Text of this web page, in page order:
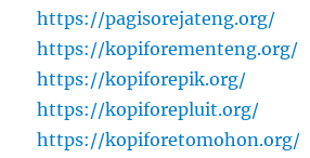
https://pagisorejateng.org/
https://kopiforementeng.org/
https://kopiforepik.org/
https://kopiforepluit.org/
https://kopiforetomohon.org/